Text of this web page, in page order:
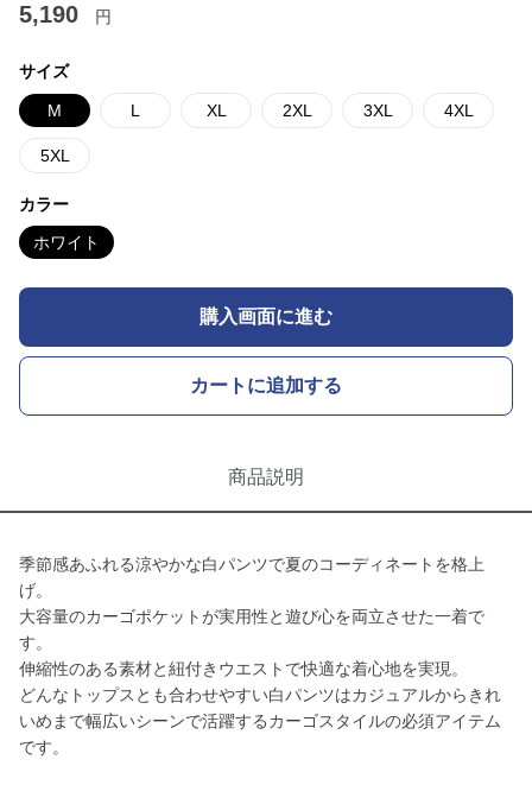
5,190 円
サイズ
M L XL 2XL 3XL 4XL
5XL
カラー
ホワイト
購入画面に進む
カートに追加する
商品説明
季節感あふれる涼やかな白パンツで夏のコーディネートを格上
げ。
大容量のカーゴポケットが実用性と遊び心を両立させた一着で
す。
伸縮性のある素材と紐付きウエストで快適な着心地を実現。
どんなトップスとも合わせやすい白パンツはカジュアルからきれ
いめまで幅広いシーンで活躍するカーゴスタイルの必須アイテム
です。